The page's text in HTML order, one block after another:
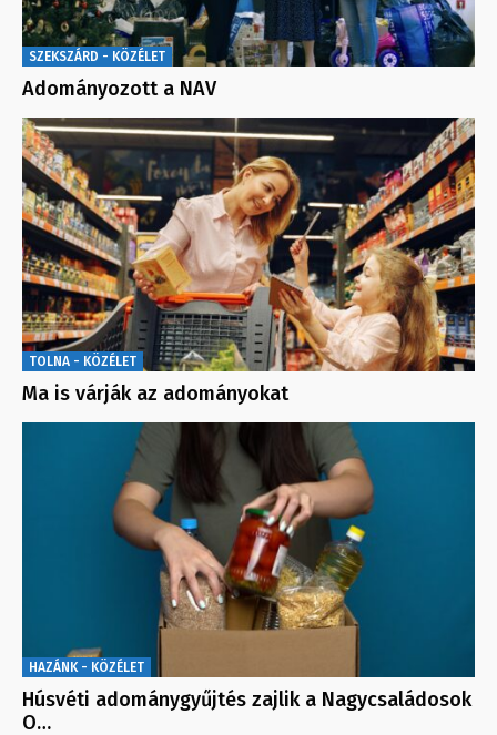
SZEKSZÁRD - KÖZÉLET
Adományozott a NAV
TOLNA - KÖZÉLET
Ma is várják az adományokat
HAZÁNK - KÖZÉLET
Húsvéti adománygyűjtés zajlik a Nagycsaládosok
O…